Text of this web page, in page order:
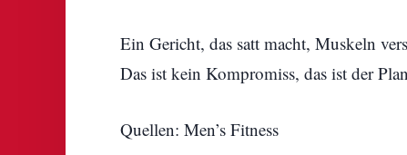
Ein Gericht, das satt macht, Muskeln
Das ist kein Kompromiss, das ist der
Quellen: Men’s Fitness